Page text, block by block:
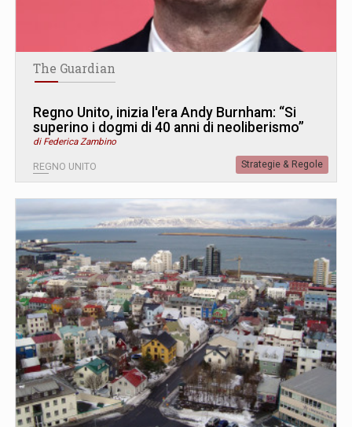
The Guardian
Regno Unito, inizia l'era Andy Burnham: “Si
superino i dogmi di 40 anni di neoliberismo”
di Federica Zambino
REGNO UNITO Strategie & Regole